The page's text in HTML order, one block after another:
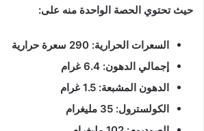
حيث تحتوي الحصة الواحدة منه على:
السعرات الحرارية: 290 سعرة حرارية
إجمالي الدهون: 6.4 غرام
الدهون المشبعة: 1.5 غرام
الكولسترول: 35 مليغرام